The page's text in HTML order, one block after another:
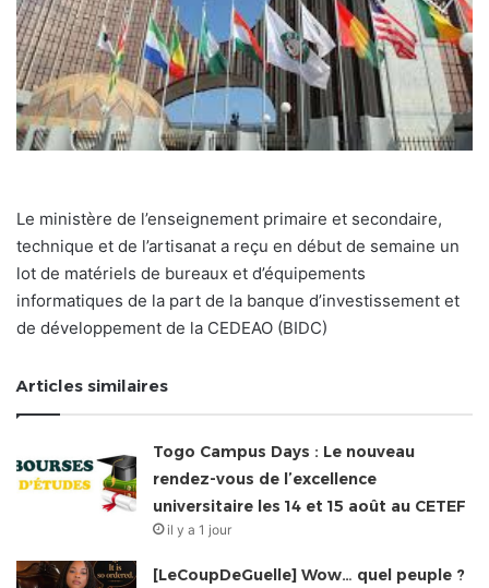
Le ministère de l’enseignement primaire et secondaire,
technique et de l’artisanat a reçu en début de semaine un
lot de matériels de bureaux et d’équipements
informatiques de la part de la banque d’investissement et
de développement de la CEDEAO (BIDC)
Articles similaires
Togo Campus Days : Le nouveau
rendez-vous de l’excellence
universitaire les 14 et 15 août au CETEF
il y a 1 jour
[LeCoupDeGuelle] Wow… quel peuple ?